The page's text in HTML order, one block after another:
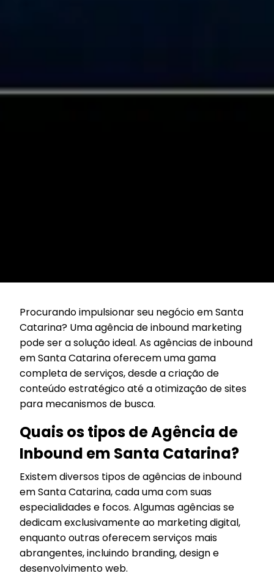
Procurando impulsionar seu negócio em Santa
Catarina? Uma agência de inbound marketing
pode ser a solução ideal. As agências de inbound
em Santa Catarina oferecem uma gama
completa de serviços, desde a criação de
conteúdo estratégico até a otimização de sites
para mecanismos de busca.
Quais os tipos de Agência de
Inbound em Santa Catarina?
Existem diversos tipos de agências de inbound
em Santa Catarina, cada uma com suas
especialidades e focos. Algumas agências se
dedicam exclusivamente ao marketing digital,
enquanto outras oferecem serviços mais
abrangentes, incluindo branding, design e
desenvolvimento web.